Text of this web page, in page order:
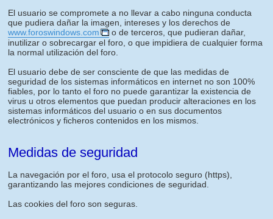
El usuario se compromete a no llevar a cabo ninguna conducta
que pudiera dañar la imagen, intereses y los derechos de
www.foroswindows.com
o de terceros, que pudieran dañar,
inutilizar o sobrecargar el foro, o que impidiera de cualquier forma
la normal utilización del foro.
El usuario debe de ser consciente de que las medidas de
seguridad de los sistemas informáticos en internet no son 100%
fiables, por lo tanto el foro no puede garantizar la existencia de
virus u otros elementos que puedan producir alteraciones en los
sistemas informáticos del usuario o en sus documentos
electrónicos y ficheros contenidos en los mismos.
Medidas de seguridad
La navegación por el foro, usa el protocolo seguro (https),
garantizando las mejores condiciones de seguridad.
Las cookies del foro son seguras.